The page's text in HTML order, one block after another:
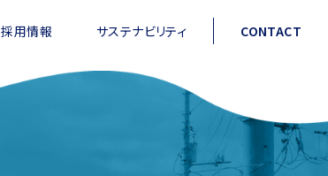
採用情報 サステナビリティ CONTACT